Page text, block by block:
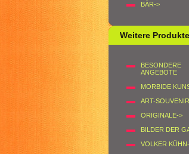
BÄR->
Weitere Produkte
BESONDERE
ANGEBOTE
MORBIDE
ART-
ORIGINALE->
BILDER DER
VOLKER